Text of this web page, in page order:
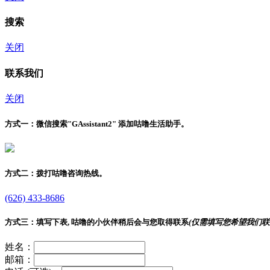
搜索
关闭
联系我们
关闭
方式一： 微信搜索"GAssistant2" 添加咕噜生活助手。
方式二： 拨打咕噜咨询热线。
(626) 433-8686
方式三： 填写下表, 咕噜的小伙伴稍后会与您取得联系(仅需填写您希望我们
姓名：
邮箱：